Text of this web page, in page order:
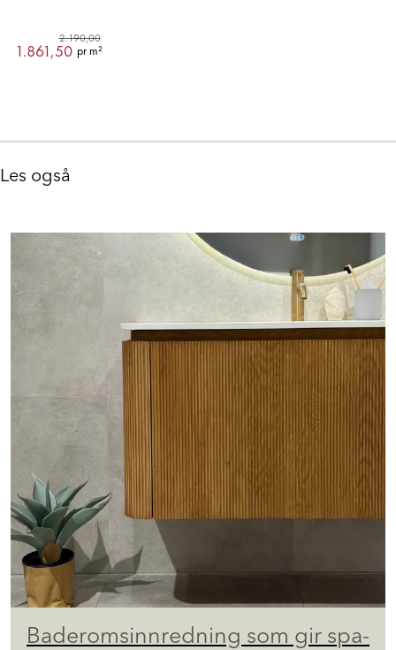
2.190,00
1.861,50 pr m²
Les også
Baderomsinnredning som gir spa-